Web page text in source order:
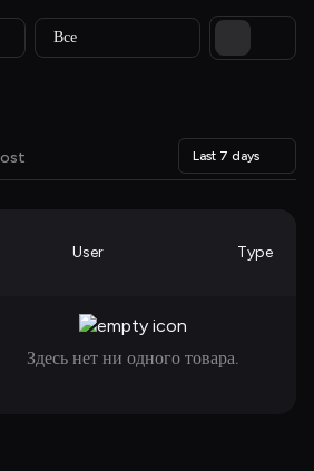
Все
Last 7 days
User Type
Здесь нет ни одного товара.